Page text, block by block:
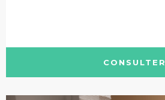
CONSULTER